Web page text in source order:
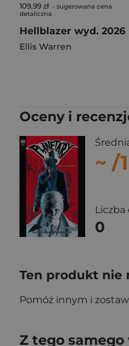
109,99 zł - sugerowana cena
detaliczna
Hellblazer wyd. 2026
Ellis Warren
Oceny i
~ /
Liczba
0
Ten produkt nie
Pomóż innym i
Z tego